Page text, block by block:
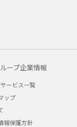
ープ企業情報
ービス一覧
ップ
報保護方針